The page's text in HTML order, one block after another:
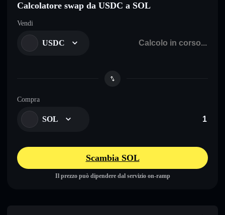
Calcolatore swap da USDC a SOL
Vendi
USDC
Compra
SOL
Scambia SOL
Il prezzo può dipendere dal servizio on-ramp